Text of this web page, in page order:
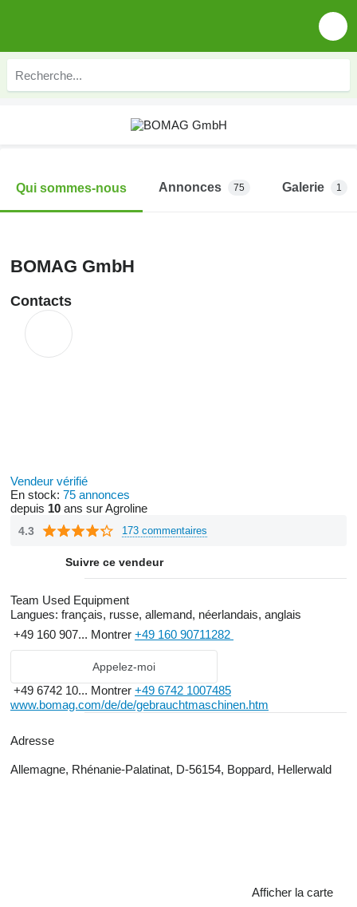
Qui sommes-nous Annonces 75 Galerie 1
BOMAG GmbH
Contacts
Vendeur vérifié
En stock: 75 annonces
depuis 10 ans sur Agroline
4.3 173 commentaires
Suivre ce vendeur
Team Used Equipment
Langues: français, russe, allemand, néerlandais, anglais
+49 160 907... Montrer +49 160 90711282
Appelez-moi
+49 6742 10... Montrer +49 6742 1007485
www.bomag.com/de/de/gebrauchtmaschinen.htm
Adresse
Allemagne, Rhénanie-Palatinat, D-56154, Boppard, Hellerwald
Afficher la carte